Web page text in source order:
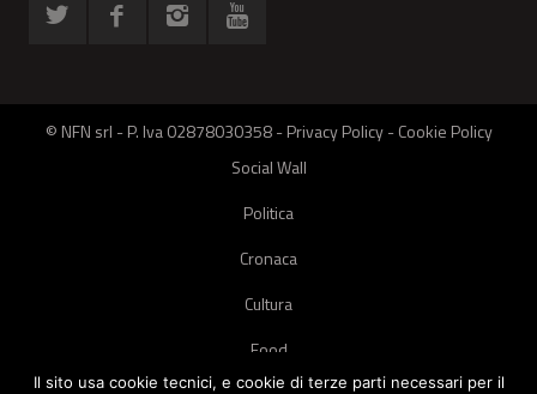
© NFN srl - P. Iva 02878030358 -Privacy Policy-Cookie Policy
Social Wall
Politica
Cronaca
Cultura
Food
Il sito usa cookie tecnici, e cookie di terze parti necessari per il